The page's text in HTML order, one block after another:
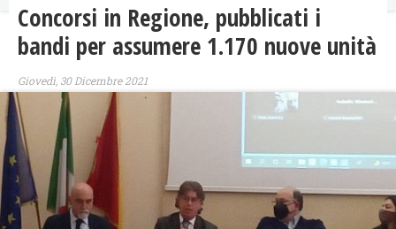
Concorsi in Regione, pubblicati i
bandi per assumere 1.170 nuove unità
Giovedì, 30 Dicembre 2021